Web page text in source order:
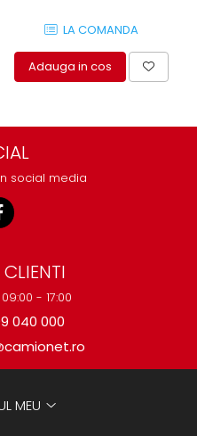
LA COMANDA
Adauga in cos
social media
- 17:00
040 000
MEU